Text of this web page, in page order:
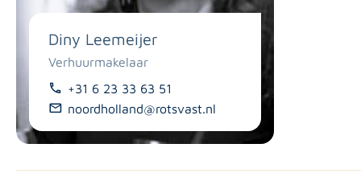
Diny Leemeijer
Verhuurmakelaar
+31 6 23 33 63 51
noordholland@rotsvast.nl